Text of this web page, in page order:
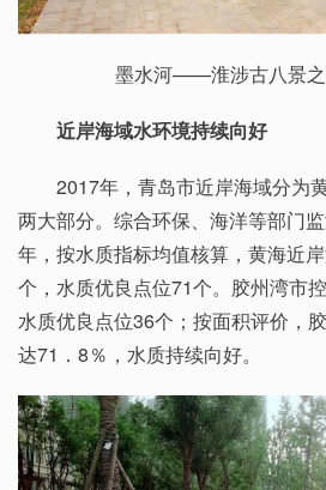
墨水河——淮涉古八景
近岸海域水环境持续向好
2017年，青岛市近岸海域分为
两大部分。综合环保、海洋等部门
年，按水质指标均值核算，黄海近
个，水质优良点位71个。胶州湾市
水质优良点位36个；按面积评价，
达71．8％，水质持续向好。